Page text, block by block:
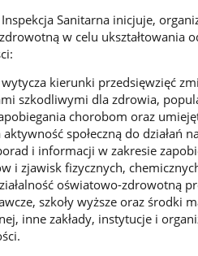
Sanitarna inicjuje,
w celu ukształtowania
kierunki przedsięwzięć
szkodliwymi dla zdrowia,
chorobom oraz
społeczną do działań
i informacji w zakresie
i zjawisk fizycznych,
oświatowo-zdrowotną
szkoły wyższe oraz środki
inne zakłady, instytucje i